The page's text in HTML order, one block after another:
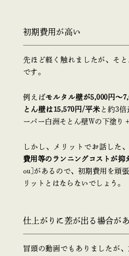
初期費用が高い
先ほど軽く触れましたが、そ
です。
例えばモルタル壁が5,000円〜
とん壁は15,570円/平米 と約3
ーパー白洲そとん壁Wの下塗り
しかし、メリットでお話した
費用等のランニングコストが抑
ou]があるので、初期費用を頑
リットとはならないでしょう。
仕上がりに差が出る場合が
冒頭の動画でもありましたが